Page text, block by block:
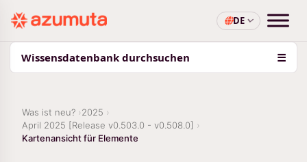
DE
Wissensdatenbank durchsuchen ☰
Was ist neu?
2025
April 2025 [Release v0.503.0 - v0.508.0]
Kartenansicht für Elemente